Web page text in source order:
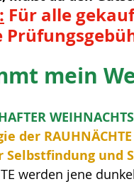
Für alle
mein
der
Selbstfindung und
werden jene